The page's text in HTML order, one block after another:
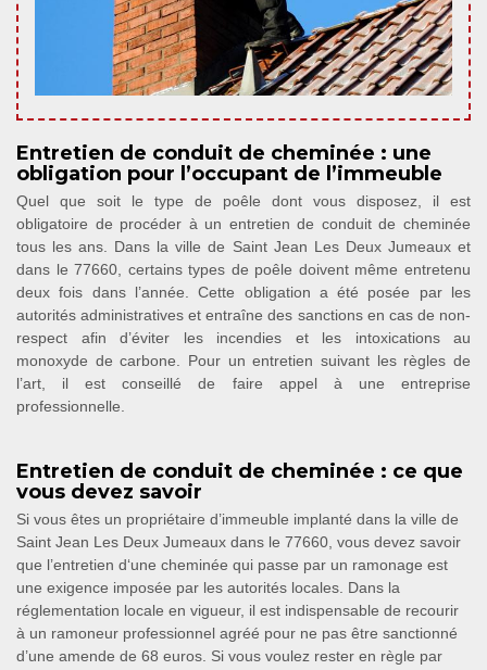
Entretien de conduit de cheminée : une
obligation pour l’occupant de l’immeuble
Quel que soit le type de poêle dont vous disposez, il est
obligatoire de procéder à un entretien de conduit de cheminée
tous les ans. Dans la ville de Saint Jean Les Deux Jumeaux et
dans le 77660, certains types de poêle doivent même entretenu
deux fois dans l’année. Cette obligation a été posée par les
autorités administratives et entraîne des sanctions en cas de non-
respect afin d’éviter les incendies et les intoxications au
monoxyde de carbone. Pour un entretien suivant les règles de
l’art, il est conseillé de faire appel à une entreprise
professionnelle.
Entretien de conduit de cheminée : ce que
vous devez savoir
Si vous êtes un propriétaire d’immeuble implanté dans la ville de
Saint Jean Les Deux Jumeaux dans le 77660, vous devez savoir
que l’entretien d‘une cheminée qui passe par un ramonage est
une exigence imposée par les autorités locales. Dans la
réglementation locale en vigueur, il est indispensable de recourir
à un ramoneur professionnel agréé pour ne pas être sanctionné
d’une amende de 68 euros. Si vous voulez rester en règle par